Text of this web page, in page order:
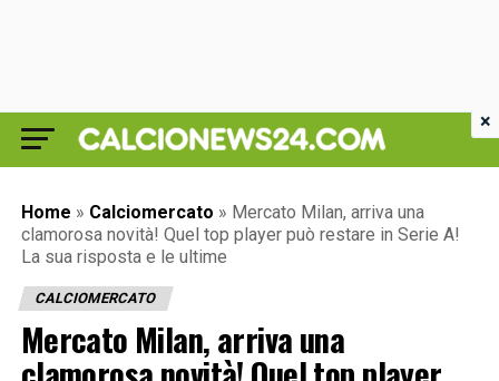
Home » Calciomercato » Mercato Milan, arriva una
clamorosa novità! Quel top player può restare in Serie A!
La sua risposta e le ultime
CALCIOMERCATO
Mercato Milan, arriva una
×